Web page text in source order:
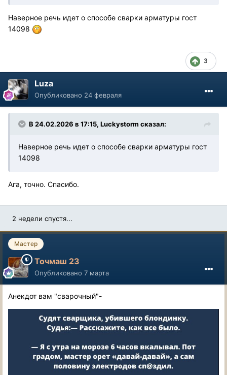
Наверное речь идет о способе сварки арматуры гост
14098
3
Luza
Опубликовано 24 февраля
В 24.02.2026 в 17:15, Luckystorm сказал:
Наверное речь идет о способе сварки арматуры гост
14098
Ага, точно. Спасибо.
2 недели спустя...
Мастер
Точмаш 23
Опубликовано 7 марта
Анекдот вам "сварочный"-